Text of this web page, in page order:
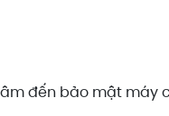
đến bảo mật máy